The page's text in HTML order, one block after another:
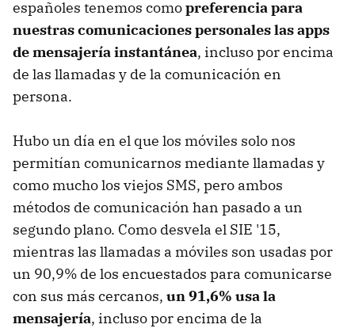
españoles tenemos comopreferencia para
nuestras comunicaciones personales las apps
de mensajería instantánea, incluso por encima
de las llamadas y de la comunicación en
persona.
Hubo un día en el que los móviles solo nos
permitían comunicarnos mediante llamadas y
como mucho los viejos SMS, pero ambos
métodos de comunicación han pasado a un
segundo plano. Como desvela el SIE '15,
mientras las llamadas a móviles son usadas por
un 90,9% de los encuestados para comunicarse
con sus más cercanos, un 91,6% usa la
mensajería, incluso por encima de la